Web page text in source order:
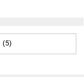
(5)